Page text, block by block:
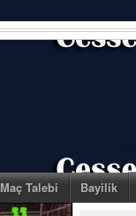
Maç Talebi Bayilik